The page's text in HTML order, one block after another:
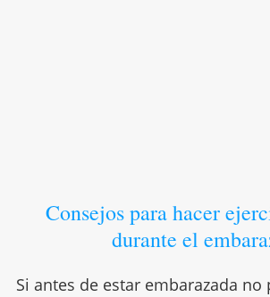
Consejos para hacer
durante el
Si antes de estar embarazada no